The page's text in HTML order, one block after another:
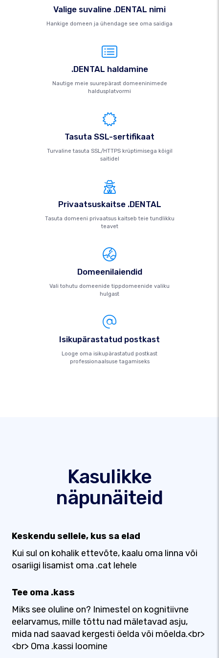
Valige suvaline .DENTAL nimi
Hankige domeen ja ühendage see oma saidiga
.DENTAL haldamine
Nautige meie suurepärast domeeninimede
haldusplatvormi
Tasuta SSL-sertifikaat
Turvaline tasuta SSL/HTTPS krüptimisega kõigil
saitidel
Privaatsuskaitse .DENTAL
Tasuta domeeni privaatsus kaitseb teie tundlikku
teavet
Domeenilaiendid
Vali tohutu domeenide tippdomeenide valiku
hulgast
Isikupärastatud postkast
Looge oma isikupärastatud postkast
professionaalsuse tagamiseks
Kasulikke
näpunäiteid
Keskendu sellele, kus sa elad
Kui sul on kohalik ettevõte, kaalu oma linna või
osariigi lisamist oma .cat lehele
Tee oma .kass
Miks see oluline on? Inimestel on kognitiivne
eelarvamus, mille tõttu nad mäletavad asju,
mida nad saavad kergesti öelda või mõelda.<br>
<br> Oma .kassi loomine